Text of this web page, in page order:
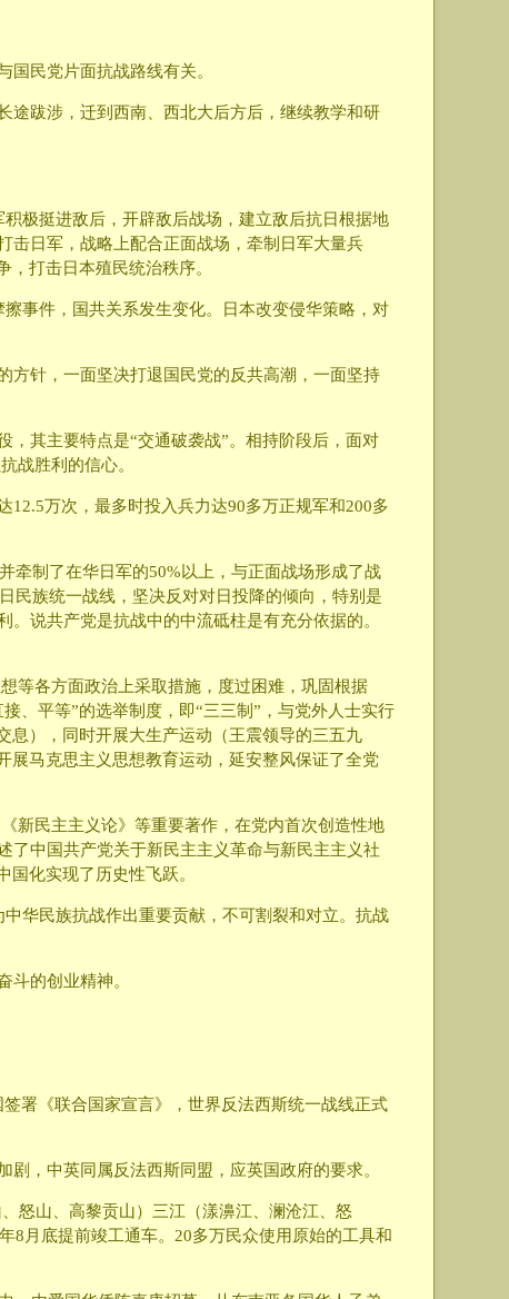
民党片面抗战路线有关。
跋涉，迁到西南、西北大后方后，继续教学和研
极挺进敌后，开辟敌后战场，建立敌后抗日根据地
击日军，战略上配合正面战场，牵制日军大量兵
打击日本殖民统治秩序。
事件，国共关系发生变化。日本改变侵华策略，对
针，一面坚决打退国民党的反共高潮，一面坚持
其主要特点是“交通破袭战”。相持阶段后，面对
战胜利的信心。
万次，最多时投入兵力达90多万正规军和200多
牵制了在华日军的50%以上，与正面战场形成了战
民族统一战线，坚决反对对日投降的倾向，特别是
说共产党是抗战中的中流砥柱是有充分依据的。
等各方面政治上采取措施，度过困难，巩固根据
、平等”的选举制度，即“三三制”，与党外人士实行
息），同时开展大生产运动（王震领导的三五九
展马克思主义思想教育运动，延安整风保证了全党
新民主主义论》等重要著作，在党内首次创造性地
了中国共产党关于新民主主义革命与新民主主义社
化实现了历史性飞跃。
华民族抗战作出重要贡献，不可割裂和对立。抗战
斗的创业精神。
署《联合国家宣言》，世界反法西斯统一战线正式
，中英同属反法西斯同盟，应英国政府的要求。
怒山、高黎贡山）三江（漾濞江、澜沧江、怒
8月底提前竣工通车。20多万民众使用原始的工具和